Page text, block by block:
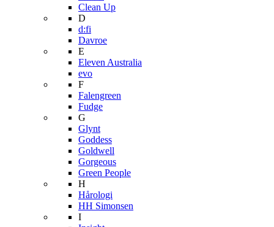
Clean Up
D
d:fi
Davroe
E
Eleven Australia
evo
F
Falengreen
Fudge
G
Glynt
Goddess
Goldwell
Gorgeous
Green People
H
Hårologi
HH Simonsen
I